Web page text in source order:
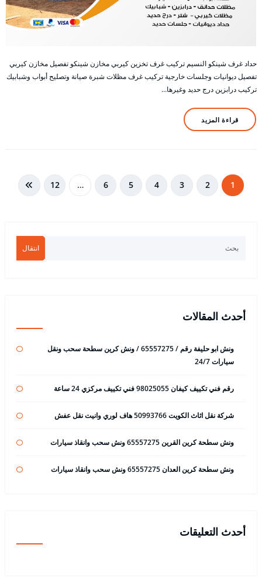
حداد غرف شينكو النسيم تركيب غرف تخزين كيربي مخازن شينكو تفصيل مخازن كيربي
تفصيل ديوانيات وجلسات خارجية تركيب غرف مظلات شبرة صيانة وتصليح أبواب وشبابيك
تركيب درابزين درج حديد وغيرها…
قراءة المزيد
تعدد 1
2
3
4
5
6
…
12
انتقال
أحدث المقالات
ونش ابو حليفة رقم / 65557275 / ونش كرين سطحة سحب ونقل
سيارات 24/7
رقم فني تكييف كيفان 98025055 فني تكييف مركزي 24 ساعة
شركة نقل اثاث الكويت 50993766 هاف لوري وانيت نقل عفش
ونش سطحة كرين القرين 65557275 ونش سحب وانقاذ سيارات
ونش سطحة كرين العدان 65557275 ونش سحب وانقاذ سيارات
أحدث التعليقات